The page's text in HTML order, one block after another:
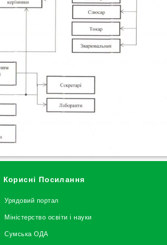
Корисні Посилання
Урядовий портал
Міністерство освіти і науки
Сумська ОДА